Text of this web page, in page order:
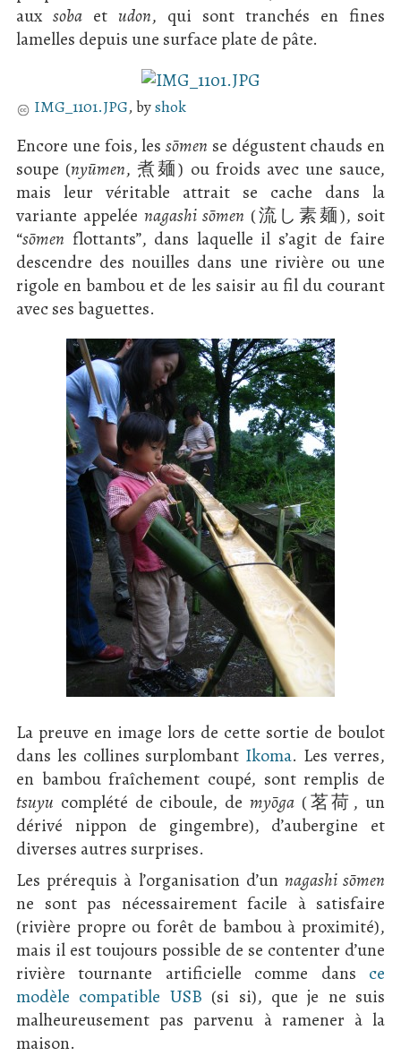
aux soba et udon, qui sont tranchés en fines
lamelles depuis une surface plate de pâte.
IMG_1101.JPG, byshok
Encore une fois, les sōmen se dégustent chauds en
soupe (nyūmen, 煮麺) ou froids avec une sauce,
mais leur véritable attrait se cache dans la
variante appelée nagashi sōmen (流し素麺), soit
“sōmen flottants”, dans laquelle il s’agit de faire
descendre des nouilles dans une rivière ou une
rigole en bambou et de les saisir au fil du courant
avec ses baguettes.
La preuve en image lors de cette sortie de boulot
dans les collines surplombant Ikoma. Les verres,
en bambou fraîchement coupé, sont remplis de
tsuyu complété de ciboule, de myōga (茗荷, un
dérivé nippon de gingembre), d’aubergine et
diverses autres surprises.
Les prérequis à l’organisation d’un nagashi sōmen
ne sont pas nécessairement facile à satisfaire
(rivière propre ou forêt de bambou à proximité),
mais il est toujours possible de se contenter d’une
rivière tournante artificielle comme dans ce
modèle compatible USB (si si), que je ne suis
malheureusement pas parvenu à ramener à la
maison.